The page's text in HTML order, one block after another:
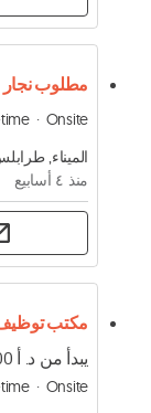
مطلوب نجار
Onsite
الميناء,
منذ ٤ أسابيع
يبدأ من د. أ 400
Onsite